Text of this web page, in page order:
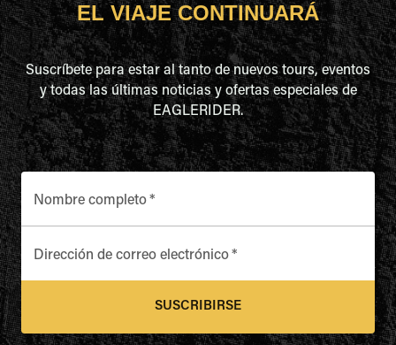
EL VIAJE CONTINUARÁ
Suscríbete para estar al tanto de nuevos tours, eventos
y todas las últimas noticias y ofertas especiales de
EAGLERIDER.
Nombre completo*
Dirección de correo electrónico*
SUSCRIBIRSE